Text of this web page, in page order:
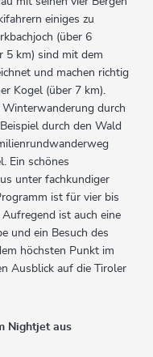
einiges zu
(über 6
5 km) sind mit dem
und machen richtig
Kogel (über 7 km).
Winterwanderung durch
durch den Wald
Ein schönes
unter fachkundiger
ist für vier bis
ist auch eine
und ein Besuch des
höchsten Punkt im
Ausblick auf die Tiroler
Nightjet aus